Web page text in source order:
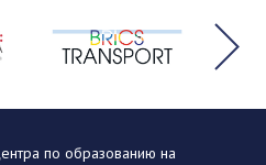
по образованию на